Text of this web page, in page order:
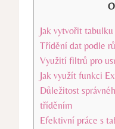
Jak vytvořit
Třídění dat podle
Využití filtrů pro
Jak využít funkci
Důležitost
tříděním
Efektivní práce s